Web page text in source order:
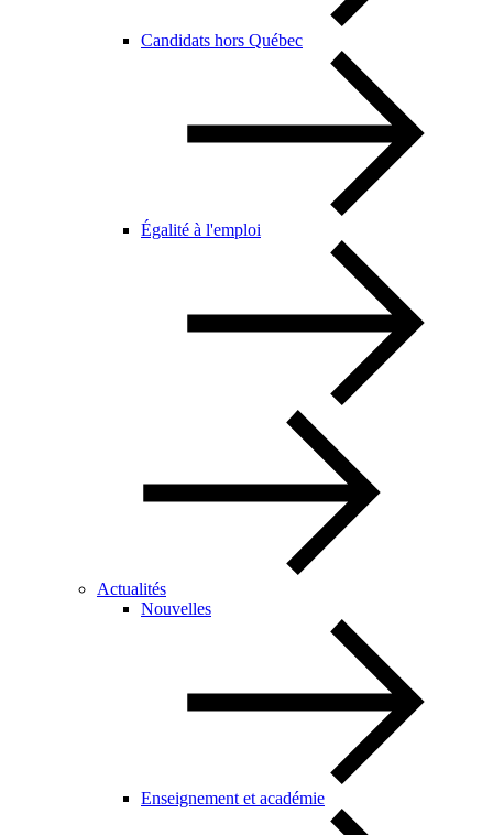
Candidats hors Québec
Égalité à l'emploi
Actualités
Nouvelles
Enseignement et académie